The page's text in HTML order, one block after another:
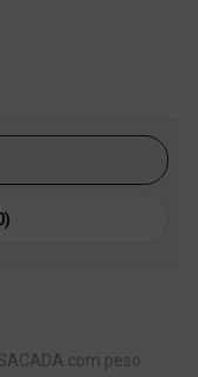
com peso